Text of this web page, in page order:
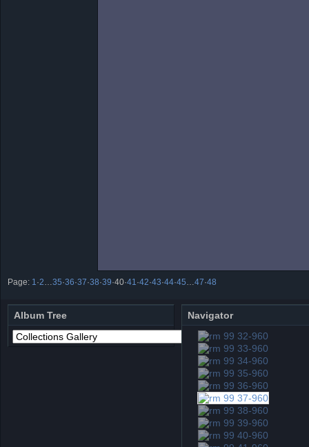
Page: 1 ·2 35·36·37·38·39·40·41 ·42·43·44·45 47·48
Album Tree Navigator